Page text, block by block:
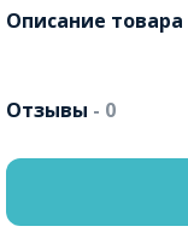
Описание товара
Отзывы - 0